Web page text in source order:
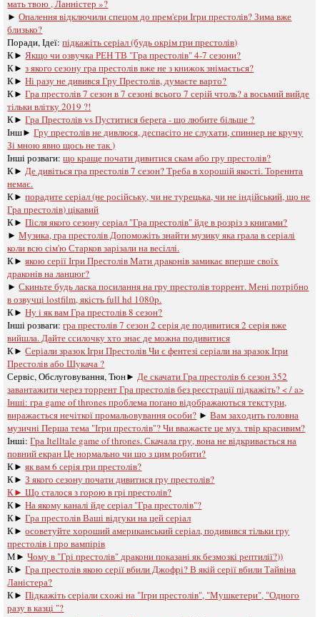
мать твою , Ланністер »?
►Опалення відключили спецом до прем'єри Ігри престолів? Зима вже
близько?
Поради, Ідеї:підкажіть серіал (будь окрім гри престолів)
К► Якщо чи озвучка РЕН ТВ "Гра престолів" 4-7 сезони?
К►з якого сезону гра престолів вже не з книжок знімається?
К►Ні разу не дивився Гру Престолів, думаєте варто?
К►Гра престолів 7 сезон в 7 сезоні всього 7 серій чтоль? а восьмий вийде
тільки влітку 2019 ?!
К►Гра Престолів vs Пуститися берега - що любите більше ?
Інш►Гру престолів не дивлюся, деспасіто не слухати, спиннер не кручу
Зі мною явно щось не так )
Інші розваги: ​​що краще почати дивитися скам або гру престолів?
К► Де дивіться гра престолів 7 сезон? Треба в хорошій якості. Тореннта
немає.
К►порадите серіал (не російську, чи не турецька, чи не індійський, що не
Гра престолів) цікавий
К►Після якого сезону серіал "Гра престолів" йде в розріз з книгами?
►Музика, гра престолів Допоможіть знайти музику яка грала в серіалі
коли всю сім'ю Старков зарізали на весіллі.
К►якою серії Ігри Престолів Мати драконів замикає вперше своїх
драконів на ланцюг?
►Скиньте будь ласка посилання на гру престолів торрент. Мені потрібно
в озвучці lostfilm, якість full hd 1080p.
К►Ну і як вам Гра престолів 8 сезон?
Інші розваги: ​​гра престолів 7 сезон 2 серія де подивитися 2 серія вже
вийшла. Дайте ссилочку хто знає де можна подивитися
К►Серіали зразок Ігри Престолів Чи є фентезі серіали на зразок Ігри
Престолів або Шукача ?
Сервіс, Обслуговування, Тюн► Де скачати Гра престолів 6 сезон 352
завантажити через торрент Гра престолів без реєстрації підкажіть? < / a>
Інші:гра game of thrones проблема погано відображаються текстури,
виражається нечіткої промальовування особи? ►Вам заходить головна
музичні Перша тема "Ігри престолів"? Чи вважаєте це муз. твір красивим?
Інші:Гра Іtelltale game of thrones. Скачала гру, вона не відкривається на
повний екран Це нормально чи що з цим робити?
К►як вам 6 серія гри престолів?
К►З якого сезону почати дивитися гру престолів?
К►Що сталося з горою в грі престолів?
К►На якому каналі йде серіал "Гра престолів"?
К►Гра престолів Ваші відгуки на цей серіал
К►осоветуйте хороший американський серіал, подивився тільки гру
престолів і про вампірів
М►Чому в "Грі престолів" дракони показані як безмозкі рептилії?))
К►Гра престолів якою серії вбили Джофрі? В якій серії вбили Тайвіна
Ланістера?
К►Підкажіть серіали схожі на "Ігри престолів", "Мушкетери", "Одного
разу в казці "?